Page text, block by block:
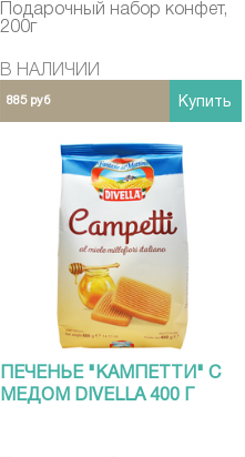
Подарочный набор конфет,
200г
В НАЛИЧИИ
885 руб Купить
ПЕЧЕНЬЕ "КАМПЕТТИ" С
МЕДОМ DIVELLA 400 Г